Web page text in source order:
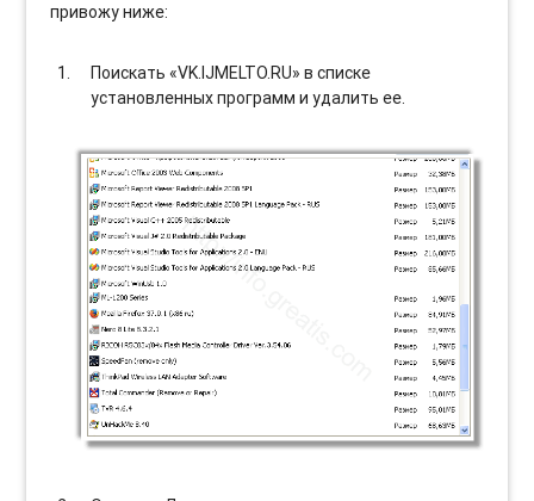
привожу ниже:
Поискать «VK.IJMELTO.RU» в списке
установленных программ и удалить ее.